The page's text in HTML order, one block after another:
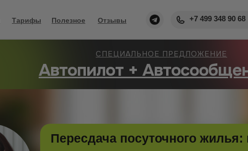
Тарифы +7 499 348 90 68
Отзывы
Полезное
Автопилот +
СПЕЦИАЛЬНОЕ ПРЕДЛОЖЕНИЕ
Пересдача посуточного жилья: